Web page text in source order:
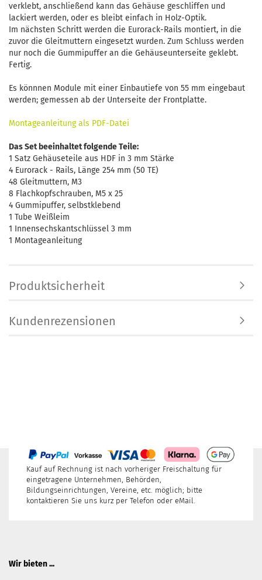
verklebt, anschließend kann das Gehäuse geschliffen und
lackiert werden, oder es bleibt einfach in Holz-Optik.
Im nächsten Schritt werden die Eurorack-Rails montiert, in die
zuvor die Gleitmuttern eingesetzt wurden. Zum Schluss werden
nur noch die Gummipuffer an die Gehäuseunterseite geklebt.
Fertig.
Es könnnen Module mit einer Einbautiefe von 55 mm eingebaut
werden; gemessen ab der Unterseite der Frontplatte.
Montageanleitung als PDF-Datei
Das Set beeinhaltet folgende Teile:
1 Satz Gehäuseteile aus HDF in 3 mm Stärke
4 Eurorack - Rails, Länge 254 mm (50 TE)
48 Gleitmuttern, M3
8 Flachkopfschrauben, M5 x 25
4 Gummipuffer, selbstklebend
1 Tube Weißleim
1 Innensechskantschlüssel 3 mm
1 Montageanleitung
Produktsicherheit
Kundenrezensionen
Kauf auf Rechnung ist nach vorheriger Freischaltung für
eingetragene Unternehmen, Behörden,
Bildungseinrichtungen, Vereine, etc. möglich; bitte
kontaktieren Sie uns kurz per Telefon oder eMail.
Wir bieten ...